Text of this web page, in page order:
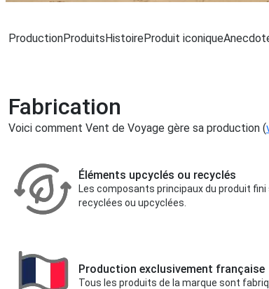
ProductionProduits HistoireProduit iconique
Fabrication
Voici comment Vent de Voyage gère sa production (
Éléments upcyclés ou recyclés
Les composants principaux du produit
recyclées ou upcyclées.
Production exclusivement française
Tous les produits de la marque sont